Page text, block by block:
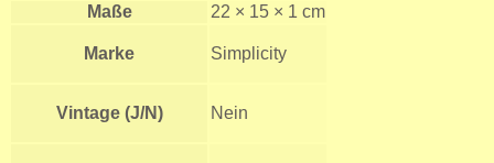
Maße 22 × 15 × 1 cm
Marke Simplicity
Vintage (J/N) Nein